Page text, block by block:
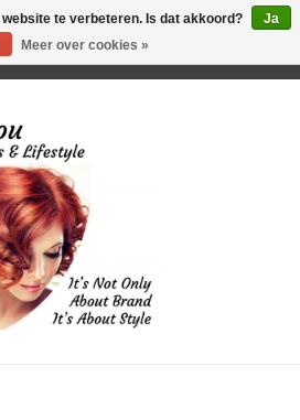
te verbeteren. Is dat akkoord?
Ja
Meer over cookies »